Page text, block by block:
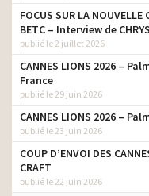
FOCUS SUR LA NOUVELLE
BETC – Interview de
publié le 2 juillet 2026
CANNES LIONS 2026 –
France
publié le 29 juin 2026
CANNES LIONS 2026 –
publié le 23 juin 2026
COUP D’ENVOI DES
CRAFT
publié le 22 juin 2026